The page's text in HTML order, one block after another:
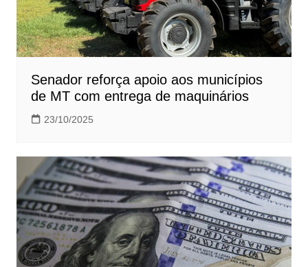
Senador reforça apoio aos municípios
de MT com entrega de maquinários
23/10/2025